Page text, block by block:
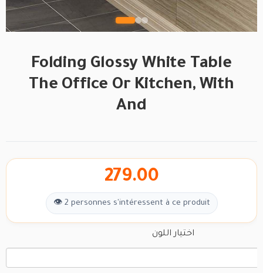
Folding Glossy White Table
The Office Or Kitchen, With
And
279.00
👁 2 personnes s'intéressent à ce produit
اختيار اللون